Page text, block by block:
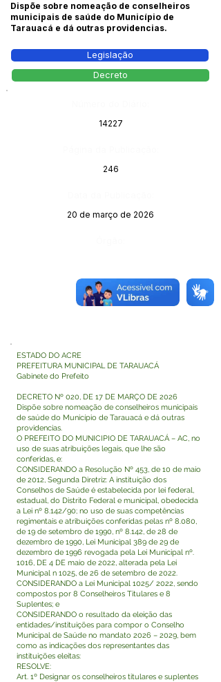
Dispõe sobre nomeação de conselheiros
municipais de saúde do Município de
Tarauacá e dá outras providencias.
Legislação
Decreto
14227
246
20 de março de 2026
ESTADO DO ACRE
PREFEITURA MUNICIPAL DE TARAUACÁ
Gabinete do Prefeito
DECRETO Nº 020, DE 17 DE MARÇO DE 2026
Dispõe sobre nomeação de conselheiros municipais
de saúde do Município de Tarauacá e dá outras
providencias.
O PREFEITO DO MUNICIPIO DE TARAUACÁ – AC, no
uso de suas atribuições legais, que lhe são
conferidas, e:
CONSIDERANDO a Resolução Nº 453, de 10 de maio
de 2012, Segunda Diretriz: A instituição dos
Conselhos de Saúde é estabelecida por lei federal,
estadual, do Distrito Federal e municipal, obedecida
a Lei nº 8.142/90; no uso de suas competências
regimentais e atribuições conferidas pelas nº 8.080,
de 19 de setembro de 1990, nº 8.142, de 28 de
dezembro de 1990, Lei Municipal 389 de 29 de
dezembro de 1996 revogada pela Lei Municipal nº.
1016, DE 4 DE maio de 2022, alterada pela Lei
Municipal n 1025, de 26 de setembro de 2022.
CONSIDERANDO a Lei Municipal 1025/ 2022, sendo
compostos por 8 Conselheiros Titulares e 8
Suplentes; e
CONSIDERANDO o resultado da eleição das
entidades/instituições para compor o Conselho
Municipal de Saúde no mandato 2026 – 2029, bem
como as indicações dos representantes das
instituições eleitas:
RESOLVE:
Art. 1º Designar os conselheiros titulares e suplentes